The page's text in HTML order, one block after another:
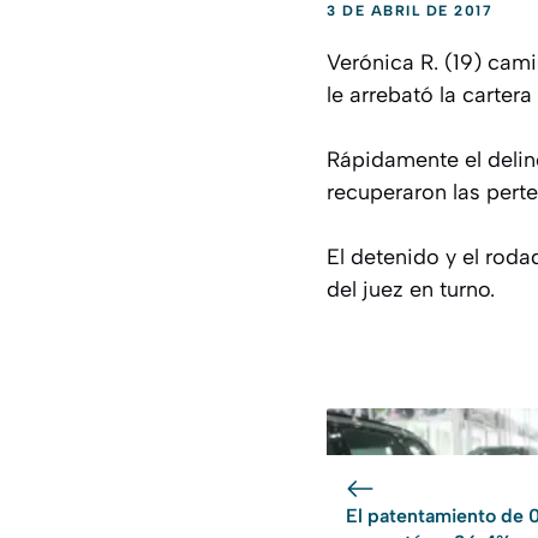
3 DE ABRIL DE 2017
Verónica R. (19)
le arrebató la
Rápidamente el
recuperaron las
El detenido y el
del juez en turno.
El patentamiento de